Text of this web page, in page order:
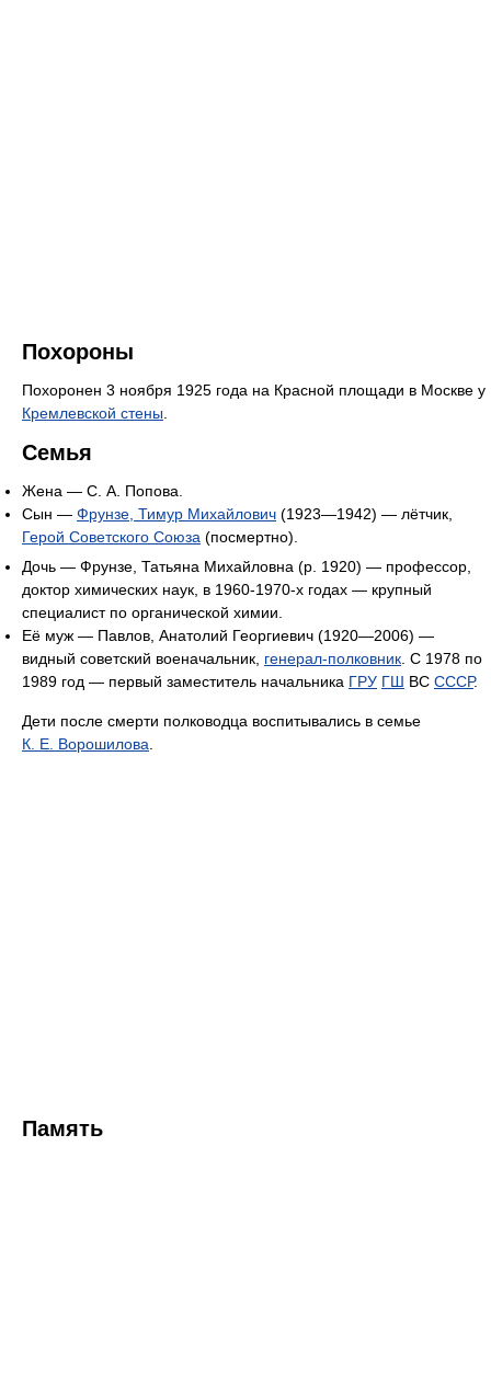
Похороны
Похоронен 3 ноября 1925 года на Красной площади в Москве у
Кремлевской стены
Семья
Жена — С. А. Попова.
Сын — Фрунзе, Тимур Михайлович (1923—1942) — лётчик,
Герой Советского Союза (посмертно).
Дочь — Фрунзе, Татьяна Михайловна (р. 1920) — профессор,
доктор химических наук, в 1960-1970-х годах — крупный
специалист по органической химии.
Её муж — Павлов, Анатолий Георгиевич (1920—2006) —
видный советский военачальник, генерал-полковник . С 1978 по
1989 год — первый заместитель начальника ГРУ ГШ ВС СССР.
Дети после смерти полководца воспитывались в семье
К. Е. Ворошилова
Память